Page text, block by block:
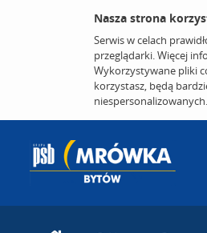
Nasza strona
Serwis w celach
przeglądarki. Więcej
Wykorzystywane pliki
korzystasz, będą
niespersonalizowanych.